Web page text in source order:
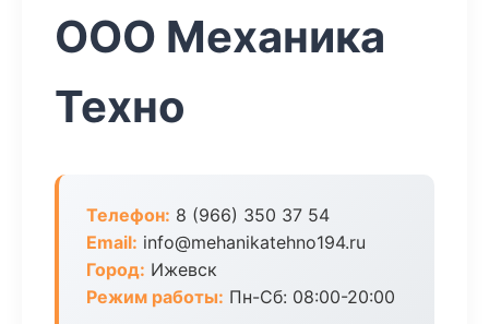
ООО Механика
Техно
Телефон: 8 (966) 350 37 54
Email: info@mehanikatehno194.ru
Город: Ижевск
Режим работы: Пн-Сб: 08:00-20:00